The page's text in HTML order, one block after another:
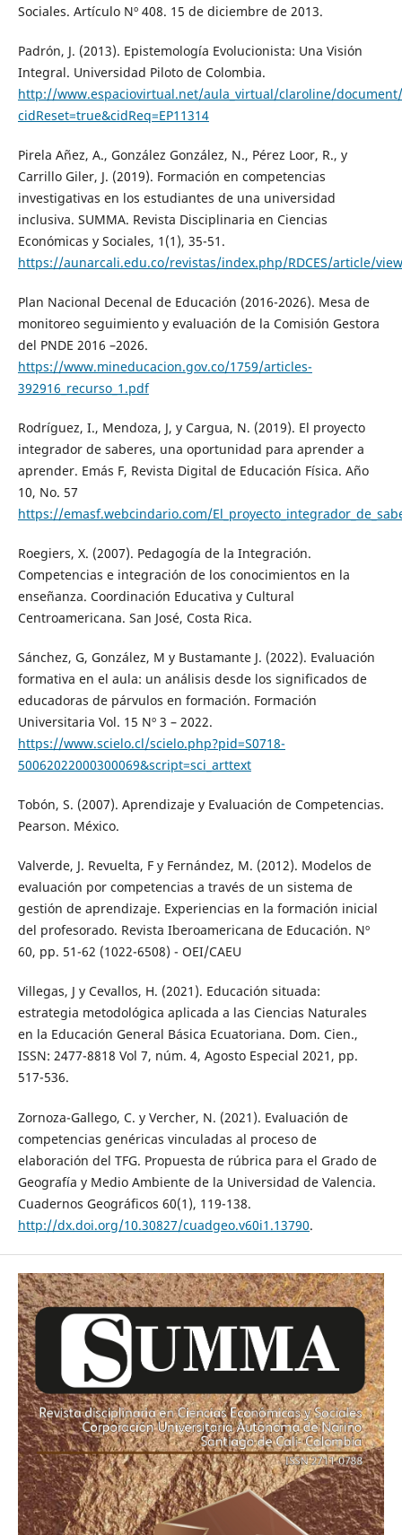
Sociales. Artículo Nº 408. 15 de diciembre de 2013.
Padrón, J. (2013). Epistemología Evolucionista: Una Visión
Integral. Universidad Piloto de Colombia.
http://www.espaciovirtual.net/aula_virtual/claroline/
cidReset=true&cidReq=EP11314
Pirela Añez, A., González González, N., Pérez Loor, R., y
Carrillo Giler, J. (2019). Formación en competencias
investigativas en los estudiantes de una universidad
inclusiva. SUMMA. Revista Disciplinaria en Ciencias
Económicas y Sociales, 1(1), 35-51.
https://aunarcali.edu.co/revistas/index.php/RDCES/article/
Plan Nacional Decenal de Educación (2016-2026). Mesa de
monitoreo seguimiento y evaluación de la Comisión Gestora
del PNDE 2016 –2026.
https://www.mineducacion.gov.co/1759/articles-
392916_recurso_1.pdf
Rodríguez, I., Mendoza, J, y Cargua, N. (2019). El proyecto
integrador de saberes, una oportunidad para aprender a
aprender. Emás F, Revista Digital de Educación Física. Año
10, No. 57
https://emasf.webcindario.com/
Roegiers, X. (2007). Pedagogía de la Integración.
Competencias e integración de los conocimientos en la
enseñanza. Coordinación Educativa y Cultural
Centroamericana. San José, Costa Rica.
Sánchez, G, González, M y Bustamante J. (2022). Evaluación
formativa en el aula: un análisis desde los significados de
educadoras de párvulos en formación. Formación
Universitaria Vol. 15 Nº 3 – 2022.
https://www.scielo.cl/scielo.php?pid=S0718-
50062022000300069&script=sci_arttext
Tobón, S. (2007). Aprendizaje y Evaluación de Competencias.
Pearson. México.
Valverde, J. Revuelta, F y Fernández, M. (2012). Modelos de
evaluación por competencias a través de un sistema de
gestión de aprendizaje. Experiencias en la formación inicial
del profesorado. Revista Iberoamericana de Educación. Nº
60, pp. 51-62 (1022-6508) - OEI/CAEU
Villegas, J y Cevallos, H. (2021). Educación situada:
estrategia metodológica aplicada a las Ciencias Naturales
en la Educación General Básica Ecuatoriana. Dom. Cien.,
ISSN: 2477-8818 Vol 7, núm. 4, Agosto Especial 2021, pp.
517-536.
Zornoza-Gallego, C. y Vercher, N. (2021). Evaluación de
competencias genéricas vinculadas al proceso de
elaboración del TFG. Propuesta de rúbrica para el Grado de
Geografía y Medio Ambiente de la Universidad de Valencia.
Cuadernos Geográficos 60(1), 119-138.
http://dx.doi.org/10.30827/cuadgeo.v60i1.13790.